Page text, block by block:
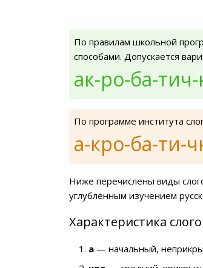
По правилам школьной
способами. Допускается
ак-ро-ба-
По программе института
а-кро-ба-ти-
Ниже перечислены виды
углублённым изучением
Характеристика
а — начальный,